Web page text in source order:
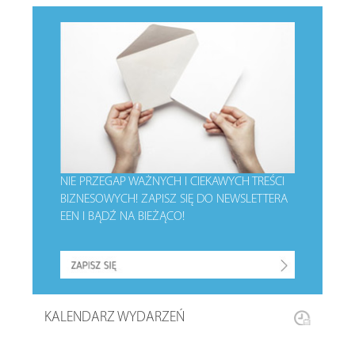
NIE PRZEGAP WAŻNYCH I CIEKAWYCH TREŚCI
BIZNESOWYCH!ZAPISZ SIĘ DO NEWSLETTERA
EEN I BĄDŹ NA BIEŻĄCO!
KALENDARZ WYDARZEŃ